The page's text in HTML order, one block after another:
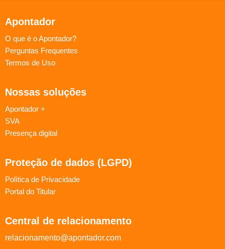
Apontador
O que é o Apontador?
Perguntas Frequentes
Termos de Uso
Nossas soluções
Apontador +
SVA
Presença digital
Proteção de dados (LGPD)
Política de Privacidade
Portal do Titular
Central de relacionamento
relacionamento@apontador.com